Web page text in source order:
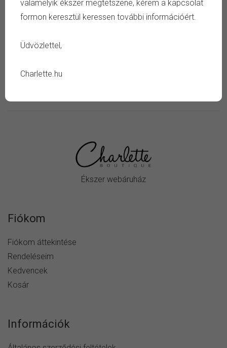
valamelyik ékszer megtetszene, kérem a kapcsolat
formon keresztül keressen további információért.
Üdvözlettel,
Charlette.hu
Értékelés: Megvásároltad?Lépj be az értékeléshez.
Ékszer webáruház
Fiókom
Fiókom áttekintése
Rendeléseim
Kedvencek
Kosár
Információk